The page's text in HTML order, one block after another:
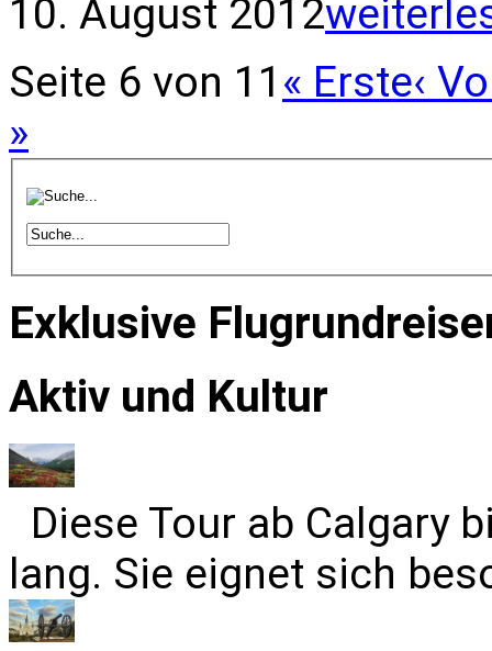
10. August 2012
Seite 6 von 11 « Erste‹
»
Exklusive
Aktiv und Kultur
Diese Tour ab Calgary
lang. Sie eignet sich